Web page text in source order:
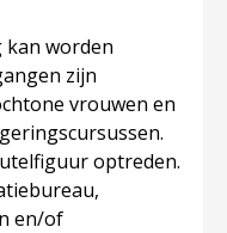
worden
zijn
vrouwen en
optreden.
en/of